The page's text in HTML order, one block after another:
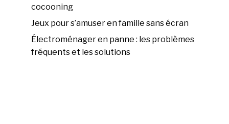
cocooning
Jeux pour s’amuser en famille sans écran
Électroménager en panne : les problèmes
fréquents et les solutions